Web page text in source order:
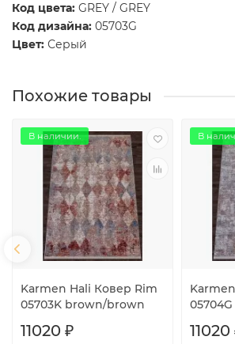
Код цвета: GREY / GREY
Код дизайна: 05703G
Цвет: Серый
Похожие товары
В наличии.
Karmen Hali Ковер Rim
05703K brown/brown
11020 ₽
В
11020